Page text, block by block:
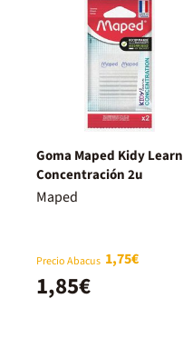
Goma Maped Kidy Learn
Concentración 2u
Maped
Precio Abacus 1,75€
1,85€